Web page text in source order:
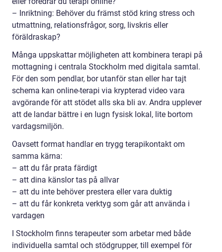
– Inriktning: Behöver du främst stöd kring stress och
utmattning, relationsfrågor, sorg, livskris eller
föräldraskap?
Många uppskattar möjligheten att kombinera terapi på
mottagning i centrala Stockholm med digitala samtal.
För den som pendlar, bor utanför stan eller har tajt
schema kan online-terapi via krypterad video vara
avgörande för att stödet alls ska bli av. Andra upplever
att de landar bättre i en lugn fysisk lokal, lite bortom
vardagsmiljön.
Oavsett format handlar en trygg terapikontakt om
samma kärna:
– att du får prata färdigt
– att dina känslor tas på allvar
– att du inte behöver prestera eller vara duktig
– att du får konkreta verktyg som går att använda i
vardagen
I Stockholm finns terapeuter som arbetar med både
individuella samtal och stödgrupper, till exempel för